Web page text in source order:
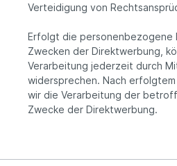
Verteidigung von
Erfolgt die personenbezogene
Zwecken der Direktwerbung,
Verarbeitung jederzeit durch
widersprechen. Nach
wir die Verarbeitung der
Zwecke der Direktwerbung.